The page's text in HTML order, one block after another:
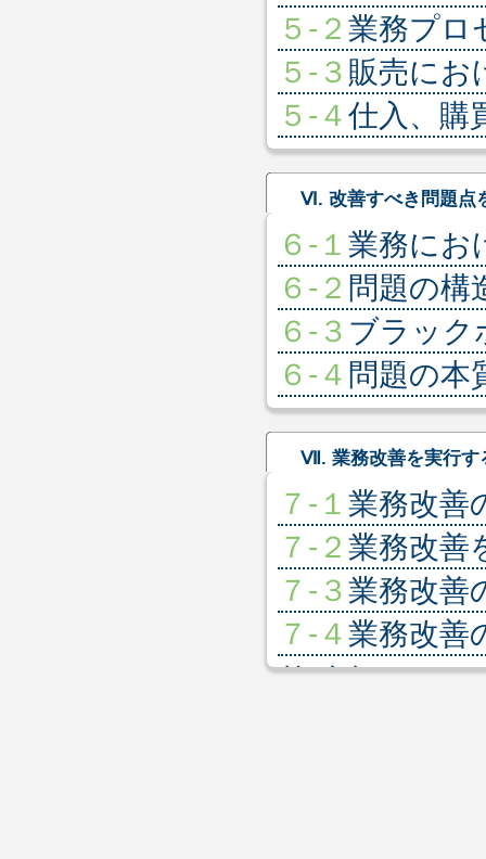
５-２ 業務プロ
５-３ 販売にお
５-４仕入、購
Ⅵ. 改善すべき問題点
６-１ 業務にお
６-２ 問題の構
６-３ ブラック
６-４ 問題の本
Ⅶ. 業務改善を実行す
７-１ 業務改善
７-２ 業務改善
７-３業務改善
７-４業務改善
サイクル